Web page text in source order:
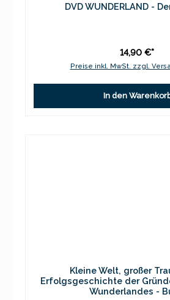
DVD WUNDERLAND -
14,90 €*
Preise inkl. MwSt. zzgl.
In den
Kleine Welt, großer
Erfolgsgeschichte der
Wunderlandes -